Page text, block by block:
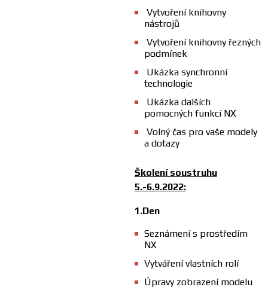
Vytvoření knihovny
nástrojů
Vytvoření knihovny řezných
podmínek
Ukázka synchronní
technologie
Ukázka dalších
pomocných funkcí NX
Volný čas pro vaše modely
a dotazy
Školení soustruhu
5.-6.9.2022:
1.Den
Seznámení s prostředím
NX
Vytváření vlastních rolí
Úpravy zobrazení modelu